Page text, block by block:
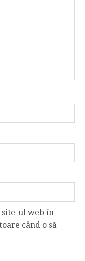
site-ul web în
când o să